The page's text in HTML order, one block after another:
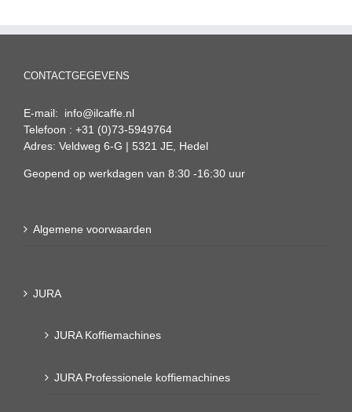
CONTACTGEGEVENS
E-mail: info@ilcaffe.nl
Telefoon : +31 (0)73-5949764
Adres: Veldweg 6-G | 5321 JE, Hedel
Geopend op werkdagen van 8:30 -16:30 uur
Algemene voorwaarden
JURA
JURA Koffiemachines
JURA Professionele koffiemachines